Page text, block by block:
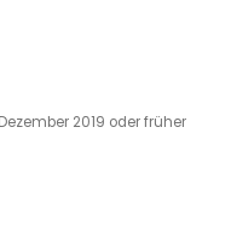
2019 oder früher